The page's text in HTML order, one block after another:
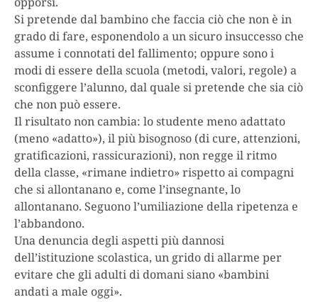
Si pretende dal bambino che faccia ciò che non è in
grado di fare, esponendolo a un sicuro insuccesso che
assume i connotati del fallimento; oppure sono i
modi di essere della scuola (metodi, valori, regole) a
sconfiggere l’alunno, dal quale si pretende che sia ciò
che non può essere.
Il risultato non cambia: lo studente meno adattato
(meno «adatto»), il più bisognoso (di cure, attenzioni,
gratificazioni, rassicurazioni), non regge il ritmo
della classe, «rimane indietro» rispetto ai compagni
che si allontanano e, come l’insegnante, lo
allontanano. Seguono l’umiliazione della ripetenza e
l’abbandono.
Una denuncia degli aspetti più dannosi
dell’istituzione scolastica, un grido di allarme per
evitare che gli adulti di domani siano «bambini
andati a male oggi».